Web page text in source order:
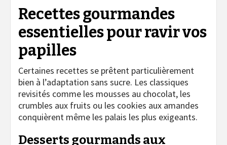
Recettes gourmandes
essentielles pour ravir vos
papilles
Certaines recettes se prêtent particulièrement
bien à l’adaptation sans sucre. Les classiques
revisités comme les mousses au chocolat, les
crumbles aux fruits ou les cookies aux amandes
conquièrent même les palais les plus exigeants.
Desserts gourmands aux